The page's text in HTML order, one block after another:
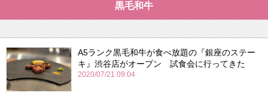
黒毛和牛
A5ランク黒毛和牛が食べ放題の『銀座のステー
キ』渋谷店がオープン 試食会に行ってきた
2020/07/21 09:04